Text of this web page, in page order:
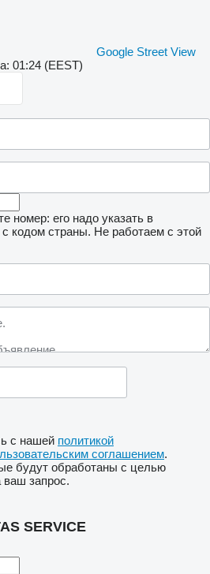
Google Street View
01:24 (EEST)
номер: его надо указать в
кодом страны. Не работаем с этой
с нашей политикой
соглашением.
будут обработаны с целью
ваш запрос.
SERVICE